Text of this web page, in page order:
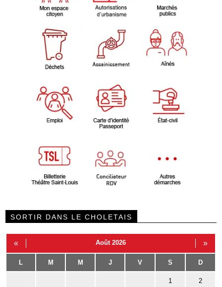
SORTIR DANS LE CHOLETAIS
« Août 2026 »
L M M J V S D
1 2